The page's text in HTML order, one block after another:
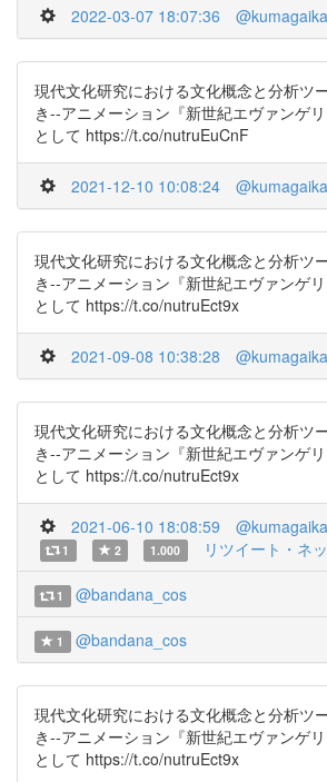
2022-03-07 18:07:36
現代文化研究における文化概念と分析ツ
き--アニメーション『新世紀エヴァンゲ
として https://t.co/nutruEuCnF
2021-12-10 10:08:24
現代文化研究における文化概念と分析ツ
き--アニメーション『新世紀エヴァンゲ
として https://t.co/nutruEct9x
2021-09-08 10:38:28
現代文化研究における文化概念と分析ツ
き--アニメーション『新世紀エヴァンゲ
として https://t.co/nutruEct9x
2021-06-10 18:08:59
1 2 1.000 リツイート・ネ
1 @bandana_cos
1 @bandana_cos
現代文化研究における文化概念と分析ツ
き--アニメーション『新世紀エヴァンゲ
として https://t.co/nutruEct9x